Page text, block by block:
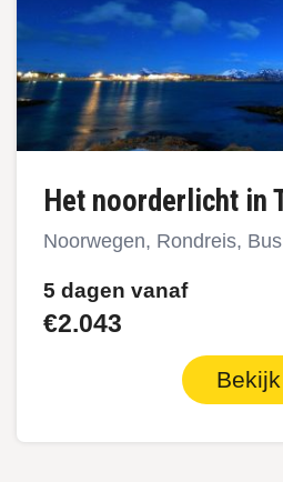
Het noorderlicht in
Noorwegen, Rondreis,
5 dagen vanaf
€2.043
Bekijk